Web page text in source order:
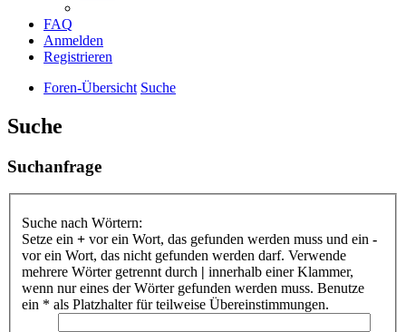
FAQ
Anmelden
Registrieren
Foren-Übersicht Suche
Suche
Suchanfrage
Suche nach Wörtern:
Setze ein + vor ein Wort, das gefunden werden muss und ein -
vor ein Wort, das nicht gefunden werden darf. Verwende
mehrere Wörter getrennt durch | innerhalb einer Klammer,
wenn nur eines der Wörter gefunden werden muss. Benutze
ein * als Platzhalter für teilweise Übereinstimmungen.